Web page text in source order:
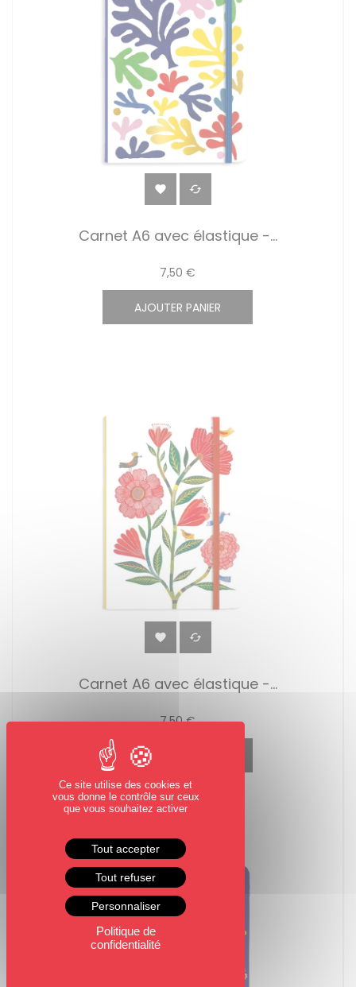
 
Carnet A6 avec élastique -...
7,50 €
AJOUTER PANIER
 
Carnet A6 avec élastique -...
7,50 €
AJOUTER PANIER
Ce site utilise des cookies et
vous donne le contrôle sur ceux
que vous souhaitez activer
Tout accepter
Tout refuser
Personnaliser
Politique de
confidentialité